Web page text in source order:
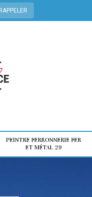
PEINTRE FERRONNERIE FER
ET MÉTAL 29